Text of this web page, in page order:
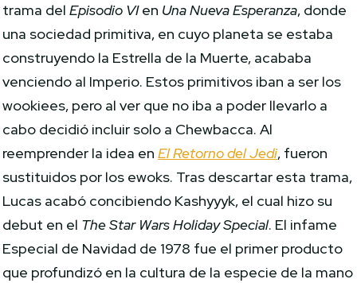
trama delEpisodio VIen Una Nueva Esperanza, donde
una sociedad primitiva, en cuyo planeta se estaba
construyendo la Estrella de la Muerte, acababa
venciendo al Imperio. Estos primitivos iban a ser los
wookiees, pero al ver que no iba a poder llevarlo a
cabo decidió incluir solo a Chewbacca. Al
reemprender la idea enEl Retorno del Jedi, fueron
sustituidos por los ewoks. Tras descartar esta trama,
Lucas acabó concibiendo Kashyyyk, el cual hizo su
debut en el The Star Wars Holiday Special. El infame
Especial de Navidad de 1978 fue el primer producto
que profundizó en la cultura de la especie de la mano